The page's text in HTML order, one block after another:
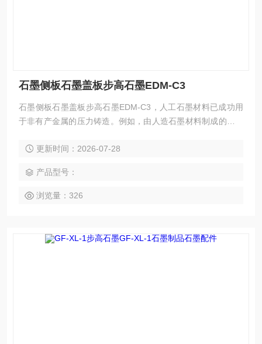
石墨侧板石墨盖板步高石墨EDM-C3
石墨侧板石墨盖板步高石墨EDM-C3，人工石墨材料已成功用
于非有产金属的压力铸造。例如，由人造石墨材料制成的压力
更新时间：2026-07-28
产品型号：
浏览量：326